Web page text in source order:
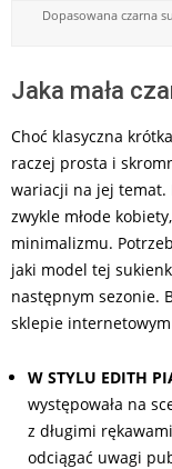
Dopasowana czarna
Jaka mała
Choć klasyczna
raczej prosta i
wariacji na jej temat.
zwykle młode
minimalizmu.
jaki model tej
następnym sezonie.
sklepie
W STYLU EDITH
występowała na
z długimi
odciągać uwagi